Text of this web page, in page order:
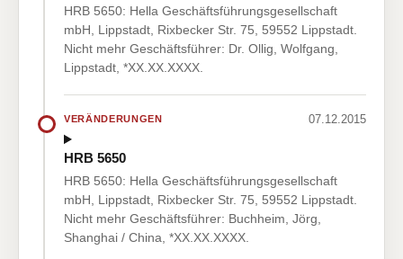
HRB 5650: Hella Geschäftsführungsgesellschaft
mbH, Lippstadt, Rixbecker Str. 75, 59552 Lippstadt.
Nicht mehr Geschäftsführer: Dr. Ollig, Wolfgang,
Lippstadt, *XX.XX.XXXX.
VERÄNDERUNGEN 07.12.2015
HRB 5650
HRB 5650: Hella Geschäftsführungsgesellschaft
mbH, Lippstadt, Rixbecker Str. 75, 59552 Lippstadt.
Nicht mehr Geschäftsführer: Buchheim, Jörg,
Shanghai / China, *XX.XX.XXXX.